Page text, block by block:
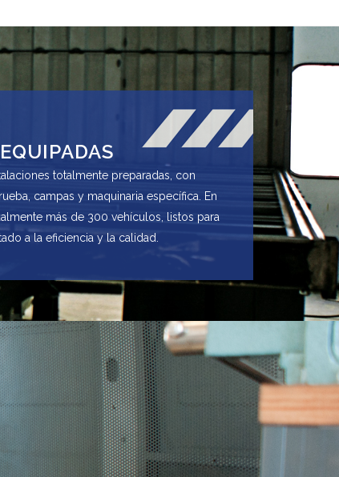
totalmente preparadas, con
campas y maquinaria específica. En
más de 300 vehículos, listos para
a la eficiencia y la calidad.